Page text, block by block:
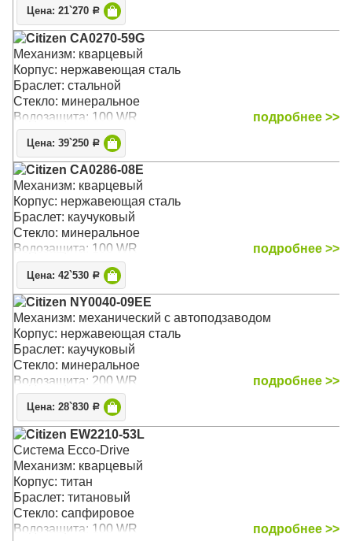
Цена: 21`270 Р
Citizen CA0270-59G
Механизм: кварцевый
Корпус: нержавеющая сталь
Браслет: стальной
Стекло: минеральное
Водозащита: 100 WR
подробнее >>
Цена: 39`250 Р
Citizen CA0286-08E
Механизм: кварцевый
Корпус: нержавеющая сталь
Браслет: каучуковый
Стекло: минеральное
Водозащита: 100 WR
подробнее >>
Цена: 42`530 Р
Citizen NY0040-09EE
Механизм: механический с автоподзаводом
Корпус: нержавеющая сталь
Браслет: каучуковый
Стекло: минеральное
Водозащита: 200 WR
подробнее >>
Цена: 28`830 Р
Citizen EW2210-53L
Система Ecco-Drive
Механизм: кварцевый
Корпус: титан
Браслет: титановый
Стекло: сапфировое
Водозащита: 100 WR
подробнее >>